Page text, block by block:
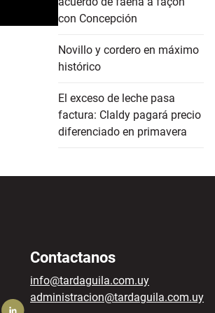
con Concepción
Novillo y cordero en máximo
histórico
El exceso de leche pasa
factura: Claldy pagará precio
diferenciado en primavera
Contactanos
info@tardaguila.com.uy
administracion@tardaguila.com.uy